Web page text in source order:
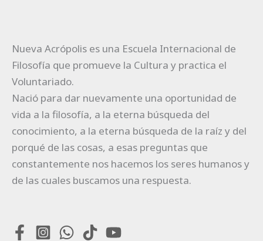
Nueva Acrópolis es una Escuela Internacional de
Filosofía que promueve la Cultura y practica el
Voluntariado.
Nació para dar nuevamente una oportunidad de
vida a la filosofía, a la eterna búsqueda del
conocimiento, a la eterna búsqueda de la raíz y del
porqué de las cosas, a esas preguntas que
constantemente nos hacemos los seres humanos y
de las cuales buscamos una respuesta.